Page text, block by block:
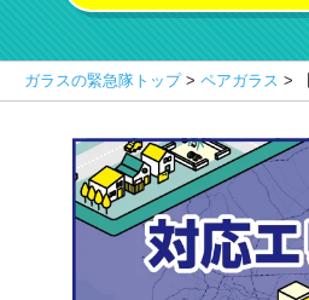
ガラスの緊急隊トップ> ペアガラス >